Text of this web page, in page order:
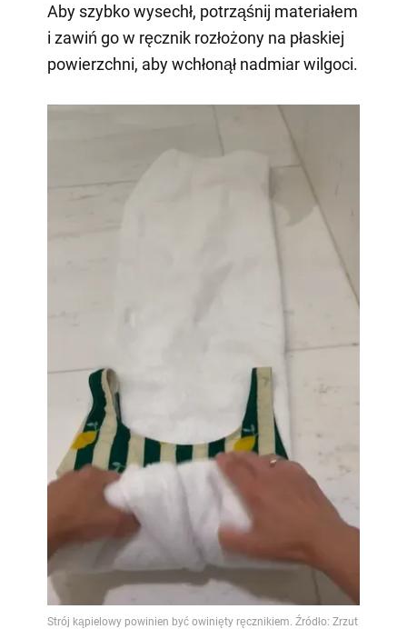
Aby szybko wysechł, potrząśnij materiałem
i zawiń go w ręcznik rozłożony na płaskiej
powierzchni, aby wchłonął nadmiar wilgoci.